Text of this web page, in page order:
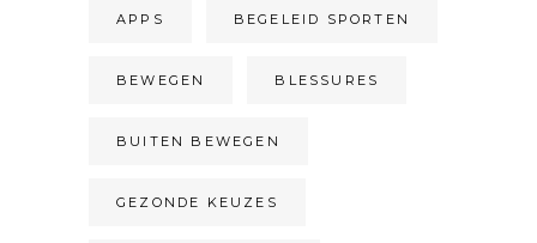
APPS BEGELEID SPORTEN
BEWEGEN BLESSURES
BUITEN BEWEGEN
GEZONDE KEUZES